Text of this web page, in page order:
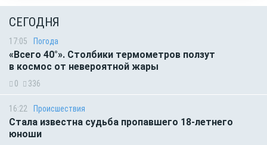
СЕГОДНЯ
17:05 Погода
«Всего 40°». Столбики термометров ползут
в космос от невероятной жары
0 336
16:22 Происшествия
Стала известна судьба пропавшего 18-летнего
юноши